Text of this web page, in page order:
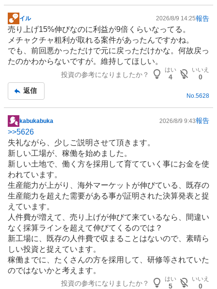
い
0
%
、
様
子
0
0
%
、
売
り
た
い
0
%
、
強
く
売
り
た
い
掲
示
板
記
事
イル 2026/8/9 14:25報告
売り上げ15%伸びなのに利益が9倍くらいなってる。
メチャクチャ粗利が取れる案件があったんですかね。
でも、前回悪かっただけで元に戻っただけかな。何故戻っ
たのかわからないですが。維持してほしい。
投資の参考になりましたか？
はい
4
いいえ
0
返信
No. 5628
掲
示
板
記
事
kabukabuka 2026/8/9 9:43報告
>>5626
失礼ながら、少しご説明させて頂きます。
新しい工場が、稼働を始めました。
新しい土地で、働く方を採用して育てていく事にお金を使
われています。
生産能力が上がり、海外マーケットが伸びている、既存の
生産能力を超えた需要がある事が証明された決算発表と捉
えています。
人件費が増えて、売り上げが伸びて来ているなら、間違い
なく採算ラインを超えて伸びてくるのでは？
新工場に、既存の人件費で収まることはないので、素晴ら
しい投資と捉えています。
稼働までに、たくさんの方を採用して、研修等されていた
のではないかと考えます。
投資の参考になりましたか？
はい
5
いいえ
0